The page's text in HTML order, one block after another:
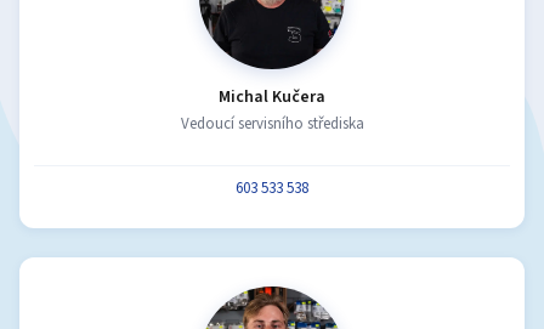
Michal Kučera
Vedoucí servisního střediska
603 533 538